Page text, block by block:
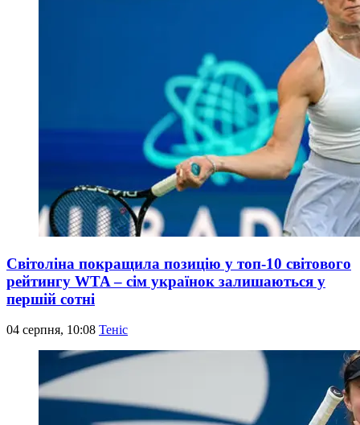
Світоліна покращила позицію у топ-10 світового
рейтингу WTA – сім українок залишаються у
першій сотні
04 серпня, 10:08 Теніс